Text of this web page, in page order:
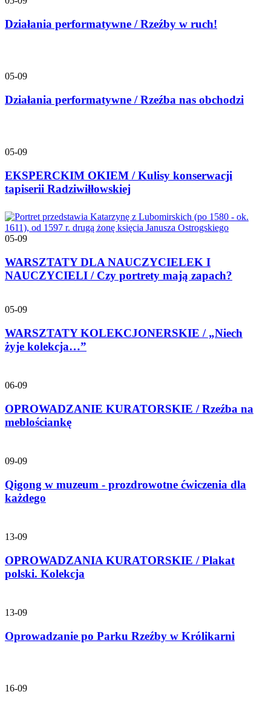
Działania performatywne / Rzeźby w ruch!
05-09
Działania performatywne / Rzeźba nas obchodzi
05-09
EKSPERCKIM OKIEM / Kulisy konserwacji
tapiserii Radziwiłłowskiej
05-09
WARSZTATY DLA NAUCZYCIELEK I
NAUCZYCIELI / Czy portrety mają zapach?
05-09
WARSZTATY KOLEKCJONERSKIE / „Niech
żyje kolekcja…”
06-09
OPROWADZANIE KURATORSKIE / Rzeźba na
meblościankę
09-09
Qigong w muzeum - prozdrowotne ćwiczenia dla
każdego
13-09
OPROWADZANIA KURATORSKIE / Plakat
polski. Kolekcja
13-09
Oprowadzanie po Parku Rzeźby w Królikarni
16-09